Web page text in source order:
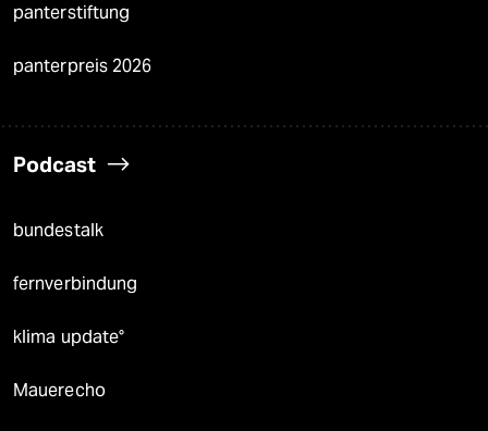
panterstiftung
panterpreis 2026
Podcast
bundestalk
fernverbindung
klima update°
Mauerecho